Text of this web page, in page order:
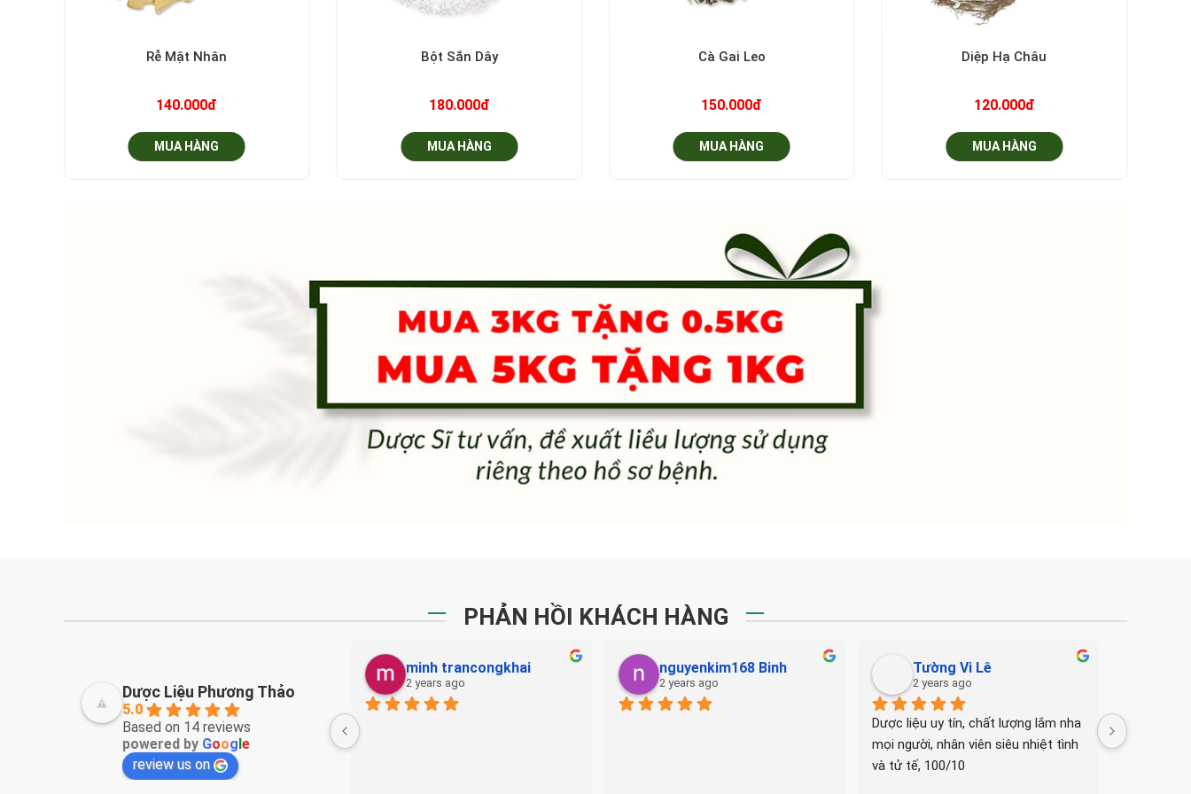
Rễ Mật Nhân
140.000đ
MUA HÀNG
Bột Sắn Dây
180.000đ
MUA HÀNG
Cà Gai Leo
150.000đ
MUA HÀNG
Diệp Hạ Châu
120.000đ
MUA HÀNG
PHẢN HỒI KHÁCH HÀNG
Dược Liệu Phương Thảo
5.0
Based on 14 reviews
powered by Google
review us on
2 years ago
Tư vấn nhiệt tình . Thuốc ổn
minh trancongkhai
2 years ago
nguyenkim168 Binh
2 years ago
Tường Vi Lê
2 years ago
Dược liệu uy tín, chất lượng lắm nha
mọi người, nhân viên siêu nhiệt tình
và tử tế, 100/10
Mình dùng
ra, nhân